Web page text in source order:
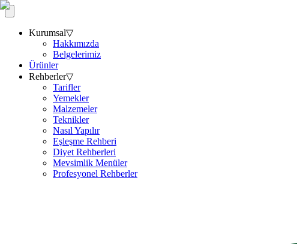
Kurumsal▽
Hakkımızda
Belgelerimiz
Ürünler
Rehberler▽
Tarifler
Yemekler
Malzemeler
Teknikler
Nasıl Yapılır
Eşleşme Rehberi
Diyet Rehberleri
Mevsimlik Menüler
Profesyonel Rehberler